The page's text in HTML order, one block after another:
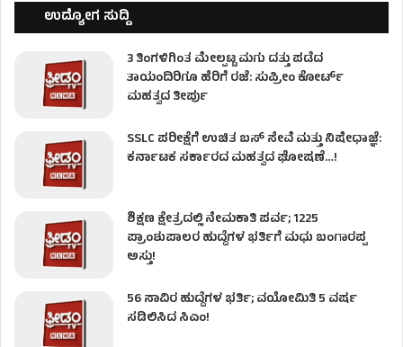
ಉದ್ಯೋಗ ಸುದ್ದಿ
3 ತಿಂಗಳಿಗಿಂತ ಮೇಲ್ಪಟ್ಟ ಮಗು ದತ್ತು ಪಡೆದ
ತಾಯಂದಿರಿಗೂ ಹೆರಿಗೆ ರಜೆ: ಸುಪ್ರೀಂ ಕೋರ್ಟ್
ಮಹತ್ವದ ತೀರ್ಪು
SSLC ಪರೀಕ್ಷೆಗೆ ಉಚಿತ ಬಸ್ ಸೇವೆ ಮತ್ತು ನಿಷೇಧಾಜ್ಞೆ:
ಕರ್ನಾಟಕ ಸರ್ಕಾರದ ಮಹತ್ವದ ಘೋಷಣೆ…!
ಶಿಕ್ಷಣ ಕ್ಷೇತ್ರದಲ್ಲಿ ನೇಮಕಾತಿ ಪರ್ವ; 1225
ಪ್ರಾಂಶುಪಾಲರ ಹುದ್ದೆಗಳ ಭರ್ತಿಗೆ ಮಧು ಬಂಗಾರಪ್ಪ
ಅಸ್ತು!
56 ಸಾವಿರ ಹುದ್ದೆಗಳ ಭರ್ತಿ; ವಯೋಮಿತಿ 5 ವರ್ಷ
ಸಡಿಲಿಸಿದ ಸಿಎಂ!